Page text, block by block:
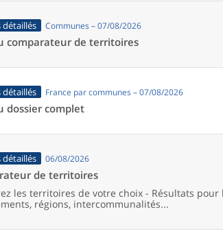
détaillés Communes – 07/08/2026
comparateur de territoires
détaillés France par communes – 07/08/2026
dossier complet
détaillés 06/08/2026
de territoires
les territoires de votre choix - Résultats pour
régions, intercommunalités...